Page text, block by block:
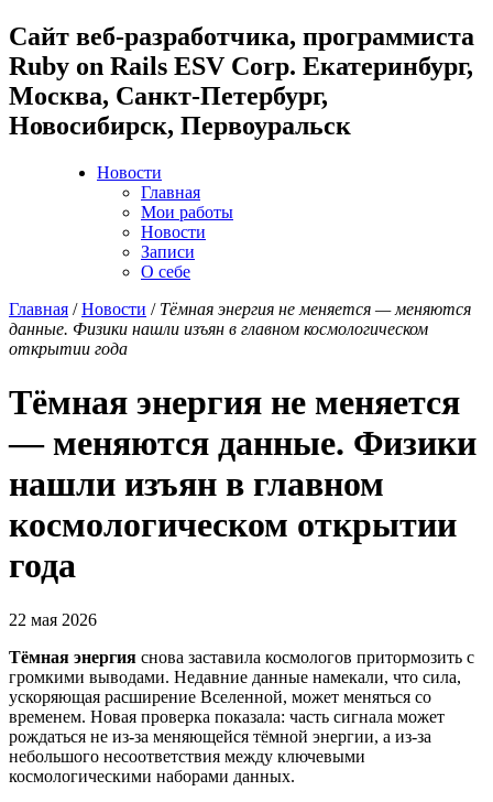
Cайт веб-разработчика, программиста
Ruby on Rails ESV Corp. Екатеринбург,
Москва, Санкт-Петербург,
Новосибирск, Первоуральск
Новости
Главная
Мои работы
Новости
Записи
О себе
Главная /Новости / Тёмная энергия не меняется — меняются
данные. Физики нашли изъян в главном космологическом
открытии года
Тёмная энергия не меняется
— меняются данные. Физики
нашли изъян в главном
космологическом открытии
года
22 мая 2026
Тёмная энергия снова заставила космологов притормозить с
громкими выводами. Недавние данные намекали, что сила,
ускоряющая расширение Вселенной, может меняться со
временем. Новая проверка показала: часть сигнала может
рождаться не из-за меняющейся тёмной энергии, а из-за
небольшого несоответствия между ключевыми
космологическими наборами данных.